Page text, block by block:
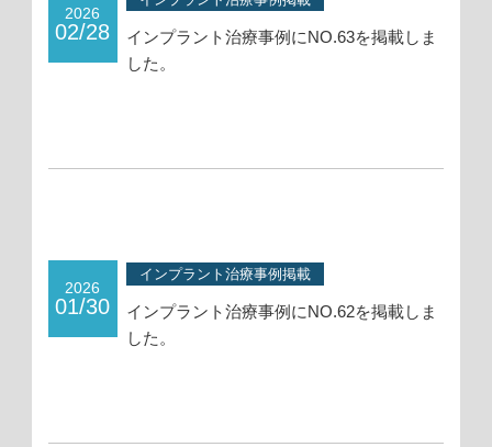
2026
02/28
インプラント治療事例にNO.63を掲載しま
した。
2026
01/30
インプラント治療事例掲載
インプラント治療事例にNO.62を掲載しま
した。